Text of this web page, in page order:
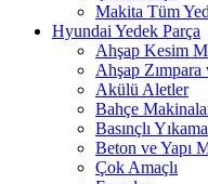
Makita Tüm
Hyundai Yedek Parça
Ahşap Kesim
Ahşap
Akülü Aletler
Bahçe
Basınçlı
Beton ve Yapı
Çok Amaçlı